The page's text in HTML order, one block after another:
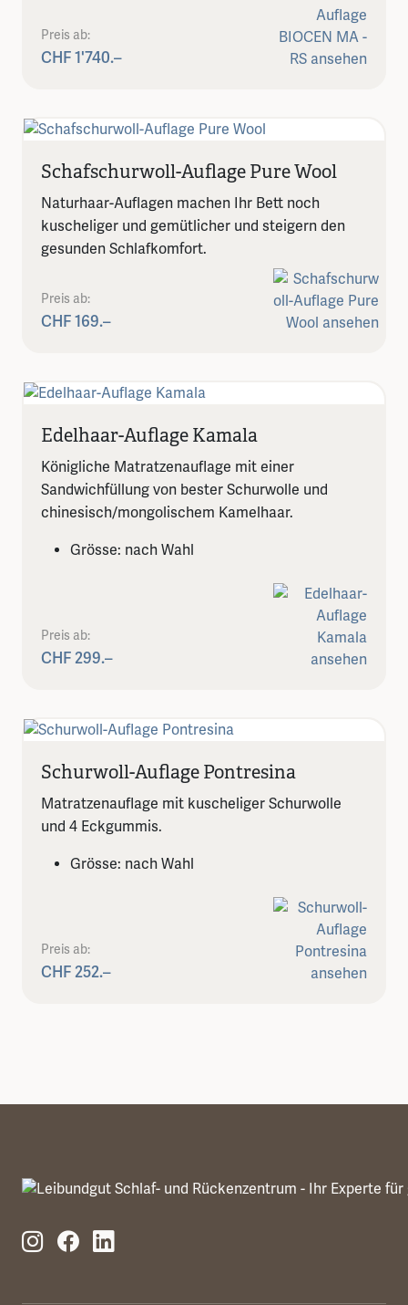
Preis ab:
CHF 1'740.–
Schafschurwoll-Auflage Pure Wool
Naturhaar-Auflagen machen Ihr Bett noch
kuscheliger und gemütlicher und steigern den
gesunden Schlafkomfort.
Preis ab:
CHF 169.–
Edelhaar-Auflage Kamala
Königliche Matratzenauflage mit einer
Sandwichfüllung von bester Schurwolle und
chinesisch/mongolischem Kamelhaar.
Grösse: nach Wahl
Preis ab:
CHF 299.–
Schurwoll-Auflage Pontresina
Matratzenauflage mit kuscheliger Schurwolle
und 4 Eckgummis.
Grösse: nach Wahl
Preis ab:
CHF 252.–